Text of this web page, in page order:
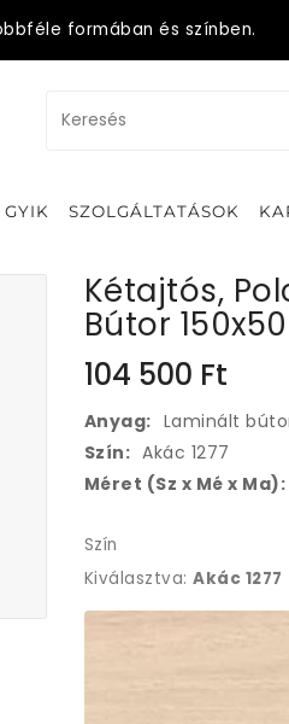
formában és színben.
GYIK SZOLGÁLTATÁSOK
Kétajtós,
Bútor 150x50
104 500 Ft
Anyag: Laminált
Szín: Akác 1277
Méret (Sz x Mé x Ma):
Szín
Kiválasztva:Akác 1277